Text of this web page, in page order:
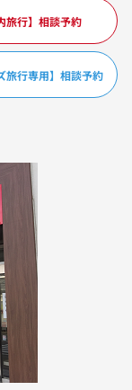
旅行】相談予約
旅行専用】相談予約